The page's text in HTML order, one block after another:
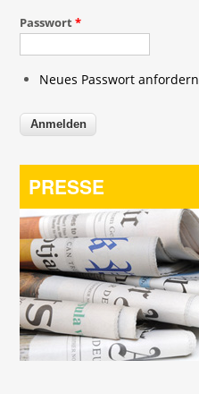
Passwort*
Neues Passwort anfordern
PRESSE